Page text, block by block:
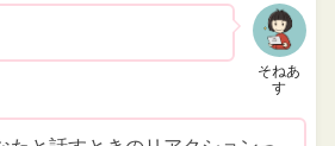
そねあ
す